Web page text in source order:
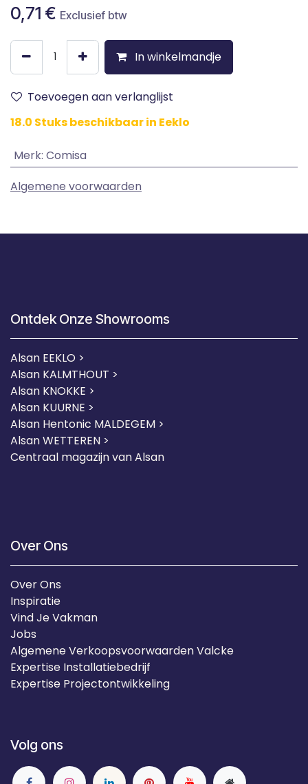
0,71 € Exclusief btw
In winkelmandje
Toevoegen aan verlanglijst
18.0 Stuks beschikbaar in Eeklo
Merk: Comisa
Algemene voorwaarden
Ontdek Onze Showrooms
Alsan EEKLO >
Alsan KALMTHOUT >
Alsan KNOKKE >
Alsan KUURNE >
Alsan Hentonic MALDEGEM >
Alsan WETTEREN >
Centraal magazijn van Alsan
Over Ons
Over Ons
Inspiratie
Vind Je Vakman
Jobs
Algemene Verkoopsvoorwaarden Valcke
Expertise Installatiebedrijf
Expertise Projectontwikkeling
Volg ons